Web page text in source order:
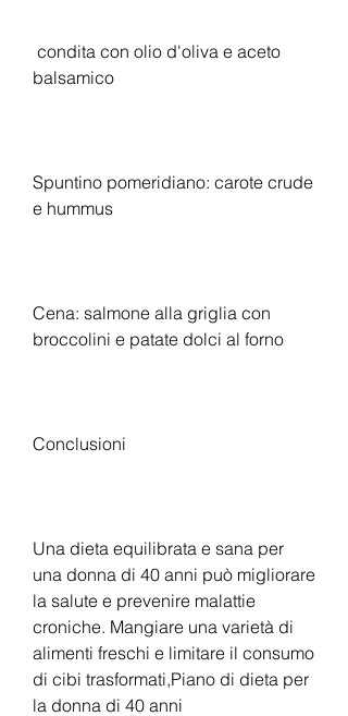
balsamico
Spuntino pomeridiano: carote crude
e hummus
Cena: salmone alla griglia con
broccolini e patate dolci al forno
Conclusioni
Una dieta equilibrata e sana per
una donna di 40 anni può migliorare
la salute e prevenire malattie
croniche. Mangiare una varietà di
alimenti freschi e limitare il consumo
di cibi trasformati,Piano di dieta per
la donna di 40 anni